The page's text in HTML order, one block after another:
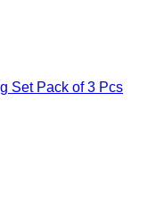
Set Pack of 3 Pcs